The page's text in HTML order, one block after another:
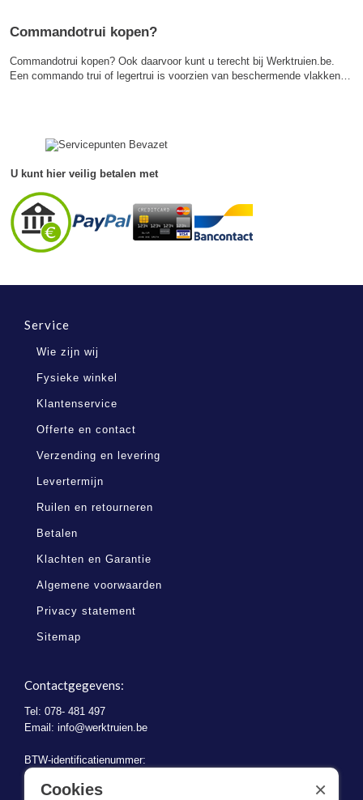
Commandotrui kopen?
Commandotrui kopen? Ook daarvoor kunt u terecht bij Werktruien.be.
Een commando trui of legertrui is voorzien van beschermende vlakken…
U kunt hier veilig betalen met
Service
Wie zijn wij
Fysieke winkel
Klantenservice
Offerte en contact
Verzending en levering
Levertermijn
Ruilen en retourneren
Betalen
Klachten en Garantie
Algemene voorwaarden
Privacy statement
Sitemap
Contactgegevens:
Tel: 078- 481 497
Email: info@werktruien.be
BTW-identificatienummer:
BE 0721.730.280
Cookies ×